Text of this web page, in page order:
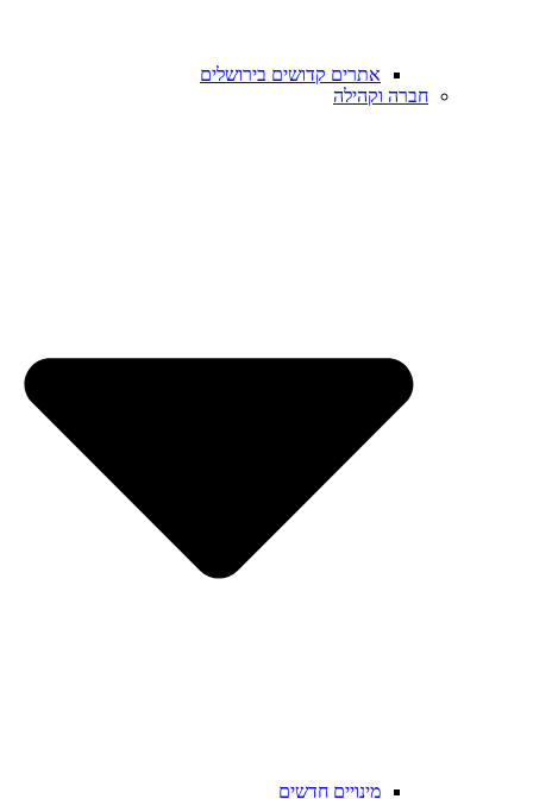
אתרים קדושים בירושלים
חברה וקהילה
מינויים חדשים